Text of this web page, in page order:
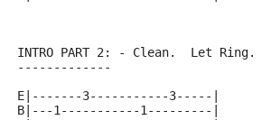
INTRO PART 2: - Clean.  Let Ring.
-------------
E|-------3-----------3-----|
B|---1-----------1---------|